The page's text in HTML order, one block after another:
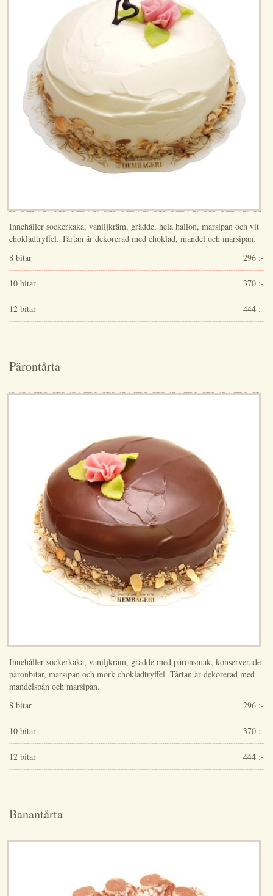
Innehåller sockerkaka, vaniljkräm, grädde, hela hallon, marsipan och vit
chokladtryffel. Tårtan är dekorerad med choklad, mandel och marsipan.
8 bitar
296 :-
10 bitar 370 :-
12 bitar 444 :-
Pärontårta
Innehåller sockerkaka, vaniljkräm, grädde med päronsmak, konserverade
päronbitar, marsipan och mörk chokladtryffel. Tårtan är dekorerad med
mandelspån och marsipan.
8 bitar
296 :-
10 bitar 370 :-
12 bitar 444 :-
Banantårta